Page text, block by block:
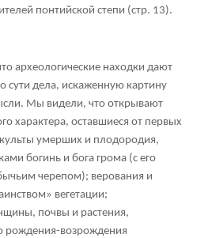
понтийской степи (стр. 13).
археологические находки дают
сути дела, искаженную картину
Мы видели, что открывают
характера, оставшиеся от первых
культы умерших и плодородия,
богинь и бога грома (с его
черепом); верования и
вегетации;
почвы и растения,
возрождения